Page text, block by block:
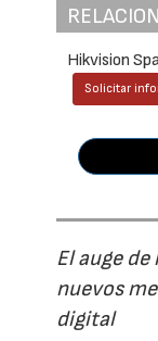
Hikvision
Solicitar
El auge
nuevos
digital